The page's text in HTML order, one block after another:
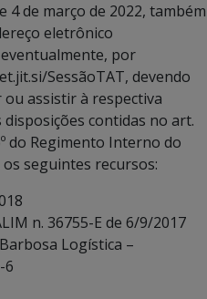
4 de março de 2022, também
eletrônico
por
SessãoTAT, devendo
assistir à respectiva
contidas no art.
do Regimento Interno do
os seguintes recursos:
n. 36755-E de 6/9/2017
Logística –
6